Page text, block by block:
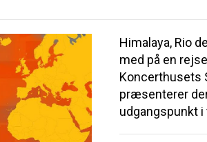
Himalaya, Rio
med på en
Koncerthusets
præsenterer
udgangspunkt i